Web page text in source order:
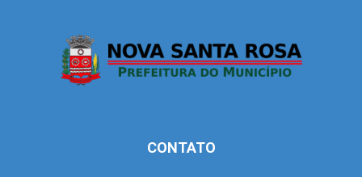
CONTATO